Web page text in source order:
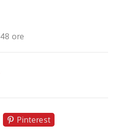
ore
Pinterest